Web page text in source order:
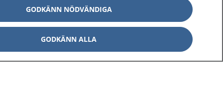
GODKÄNN NÖDVÄNDIGA
GODKÄNN ALLA